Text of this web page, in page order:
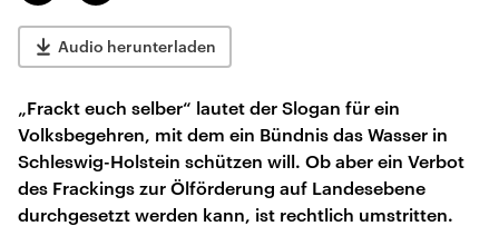
Audio herunterladen
„Frackt euch selber“ lautet der Slogan für ein
Volksbegehren, mit dem ein Bündnis das Wasser in
Schleswig-Holstein schützen will. Ob aber ein Verbot
des Frackings zur Ölförderung auf Landesebene
durchgesetzt werden kann, ist rechtlich umstritten.